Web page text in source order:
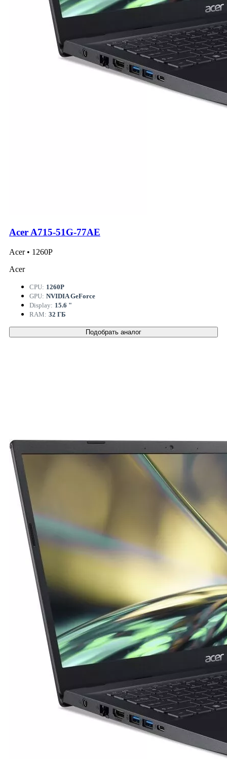
Acer A715-51G-77AE
Acer • 1260P
Acer
CPU: 1260P
GPU: NVIDIA GeForce
Display: 15.6 "
RAM: 32 ГБ
Подобрать аналог